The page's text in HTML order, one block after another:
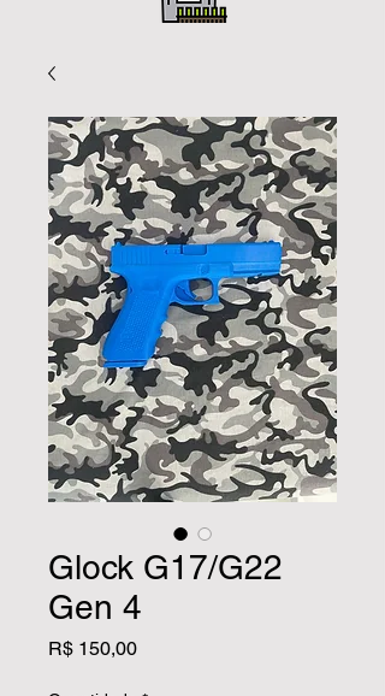
Glock G17/G22
Gen 4
R$ 150,00Preço